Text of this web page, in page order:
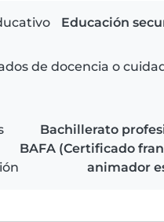
Educación
de docencia o
Bachillerato
BAFA (Certificado
animador